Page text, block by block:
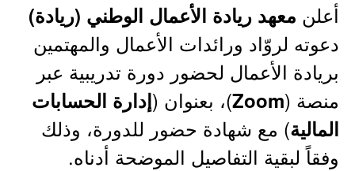
أعلن معهد ريادة الأعمال الوطني (ريادة)
دعوته لروّاد ورائدات الأعمال والمهتمين
بريادة الأعمال لحضور دورة تدريبية عبر
منصة (Zoom)، بعنوان (إدارة الحسابات
المالية) مع شهادة حضور للدورة، وذلك
وفقاً لبقية التفاصيل الموضحة أدناه.